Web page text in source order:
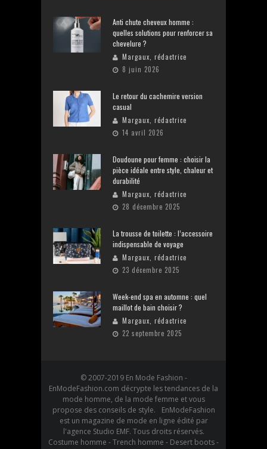
Anti chute cheveux homme :
quelles solutions pour renforcer sa
chevelure ?
Margaux, rédactrice
8 juin 2026
Le retour du cachemire version
casual
Margaux, rédactrice
14 avril 2026
Doudoune pour femme : choisir la
pièce idéale entre style, chaleur et
durabilité
Margaux, rédactrice
28 décembre 2025
La trousse de toilette : l’accessoire
indispensable de voyage
Margaux, rédactrice
23 décembre 2025
Week-end spa en automne : quel
maillot de bain choisir ?
Margaux, rédactrice
22 septembre 2025
© 2007-2019 En Mode Fashion -
EnModeFashion.com décrypte les tendances de la
mode homme, de la mode femme et vous
propose des conseils de style. EnModeFashion
est un magazine de mode en ligne édité par
l'agence Studio EMF. Tous droits réservés.
Costume homme - Trench homme - Desert boots -